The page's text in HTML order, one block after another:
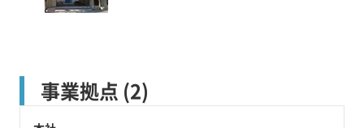
事業拠点 (2)